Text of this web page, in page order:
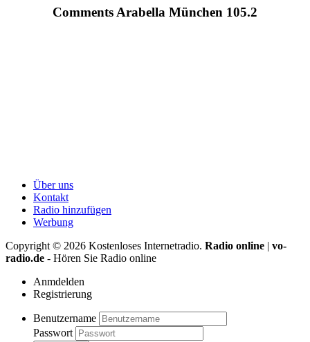
Comments Arabella München 105.2
Über uns
Kontakt
Radio hinzufügen
Werbung
Copyright © 2026 Kostenloses Internetradio. Radio online | vo-
radio.de - Hören Sie Radio online
Anmdelden
Registrierung
Benutzername
Passwort